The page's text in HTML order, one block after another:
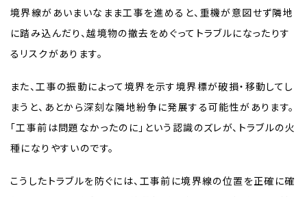
境界線があいまいなまま工事を進めると、重機が意図せず隣地
に踏み込んだり、越境物の撤去をめぐってトラブルになったりす
るリスクがあります。
また、工事の振動によって境界を示す境界標が破損・移動してし
まうと、あとから深刻な隣地紛争に発展する可能性があります。
「工事前は問題なかったのに」という認識のズレが、トラブルの火
種になりやすいのです。
こうしたトラブルを防ぐには、工事前に境界線の位置を正確に確